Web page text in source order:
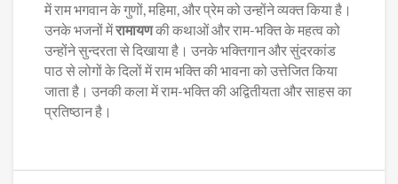
में राम भगवान के गुणों, महिमा, और प्रेम को उन्होंने व्यक्त किया है।
उनके भजनों मेंरामायणकी कथाओं और राम-भक्ति के महत्व को
उन्होंने सुन्दरता से दिखाया है। उनके भक्तिगान और सुंदरकांड
पाठ से लोगों के दिलों में राम भक्ति की भावना को उत्तेजित किया
जाता है। उनकी कला में राम-भक्ति की अद्वितीयता और साहस का
प्रतिष्ठान है।